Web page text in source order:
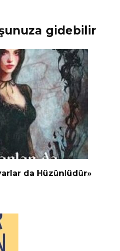
gidebilir
da Hüzünlüdür»